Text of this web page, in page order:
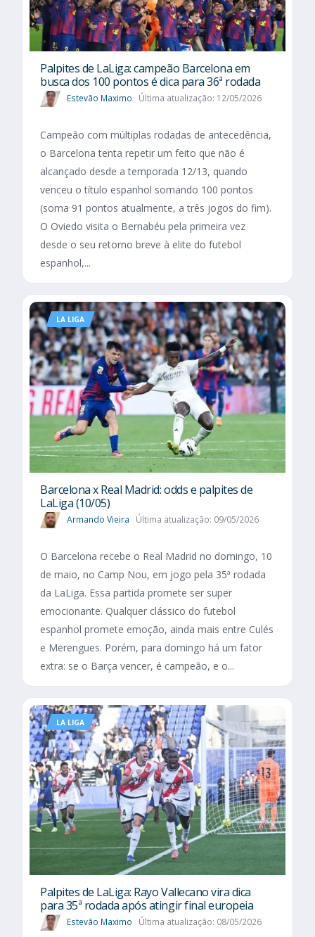
Palpites de LaLiga: campeão Barcelona em
busca dos 100 pontos é dica para 36ª rodada
Estevão Maximo Última atualização: 12/05/2026
Campeão com múltiplas rodadas de antecedência,
o Barcelona tenta repetir um feito que não é
alcançado desde a temporada 12/13, quando
venceu o título espanhol somando 100 pontos
(soma 91 pontos atualmente, a três jogos do fim).
O Oviedo visita o Bernabéu pela primeira vez
desde o seu retorno breve à elite do futebol
espanhol,...
LA LIGA
Barcelona x Real Madrid: odds e palpites de
LaLiga (10/05)
Armando Vieira Última atualização: 09/05/2026
O Barcelona recebe o Real Madrid no domingo, 10
de maio, no Camp Nou, em jogo pela 35ª rodada
da LaLiga. Essa partida promete ser super
emocionante. Qualquer clássico do futebol
espanhol promete emoção, ainda mais entre Culés
e Merengues. Porém, para domingo há um fator
extra: se o Barça vencer, é campeão, e o...
LA LIGA
Palpites de LaLiga: Rayo Vallecano vira dica
para 35ª rodada após atingir final europeia
Estevão Maximo Última atualização: 08/05/2026